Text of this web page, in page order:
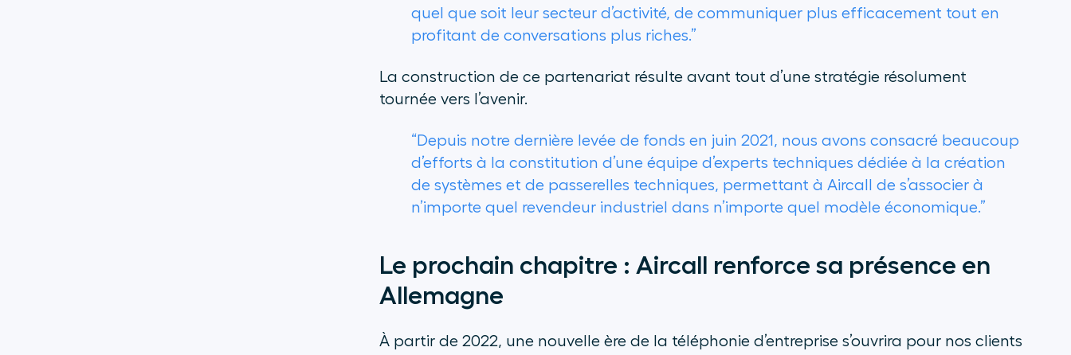
quel que soit leur secteur d’activité, de communiquer plus efficacement tout en
profitant de conversations plus riches.”
La construction de ce partenariat résulte avant tout d’une stratégie résolument
tournée vers l’avenir.
“Depuis notre dernière levée de fonds en juin 2021, nous avons consacré beaucoup
d’efforts à la constitution d’une équipe d’experts techniques dédiée à la création
de systèmes et de passerelles techniques, permettant à Aircall de s’associer à
n’importe quel revendeur industriel dans n’importe quel modèle économique.”
Le prochain chapitre : Aircall renforce sa présence en
Allemagne
À partir de 2022, une nouvelle ère de la téléphonie d’entreprise s’ouvrira pour nos clients